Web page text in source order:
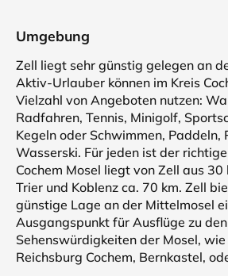
Umgebung
Zell liegt sehr günstig gelegen an
Aktiv-Urlauber können im Kreis
Vielzahl von Angeboten nutzen:
Radfahren, Tennis, Minigolf,
Kegeln oder Schwimmen, Paddeln,
Wasserski. Für jeden ist der
Cochem Mosel liegt von Zell aus
Trier und Koblenz ca. 70 km. Zell
günstige Lage an der Mittelmosel
Ausgangspunkt für Ausflüge zu den
Sehenswürdigkeiten der Mosel, wie
Reichsburg Cochem, Bernkastel,